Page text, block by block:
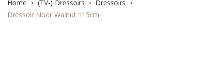
Home (TV-) Dressoirs
Dressoirs
Dressoir Noor Walnut 115cm